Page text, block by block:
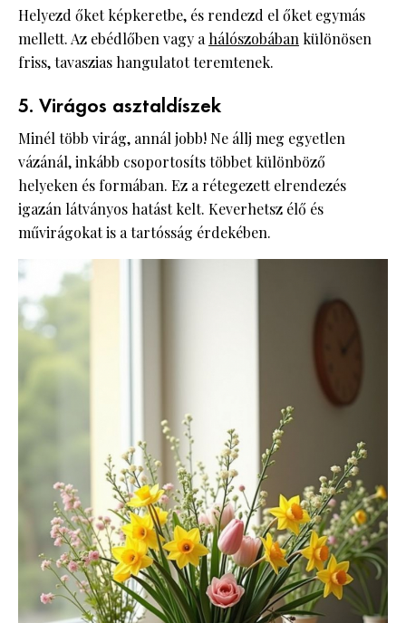
Helyezd őket képkeretbe, és rendezd el őket egymás
mellett. Az ebédlőben vagy a hálószobában különösen
friss, tavaszias hangulatot teremtenek.
5. Virágos asztaldíszek
Minél több virág, annál jobb! Ne állj meg egyetlen
vázánál, inkább csoportosíts többet különböző
helyeken és formában. Ez a rétegezett elrendezés
igazán látványos hatást kelt. Keverhetsz élő és
művirágokat is a tartósság érdekében.